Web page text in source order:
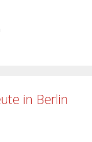
in Berlin